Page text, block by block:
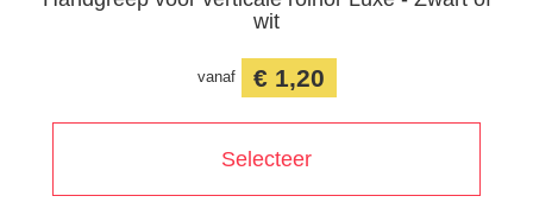
wit
vanaf € 1,20
Selecteer